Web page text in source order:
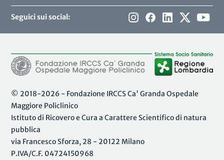
Seguici sui social:
© 2018-2026 - Fondazione IRCCS Ca' Granda Ospedale
Maggiore Policlinico
Istituto di Ricovero e Cura a Carattere Scientifico di natura
pubblica
via Francesco Sforza, 28 - 20122 Milano
P.IVA/C.F. 04724150968